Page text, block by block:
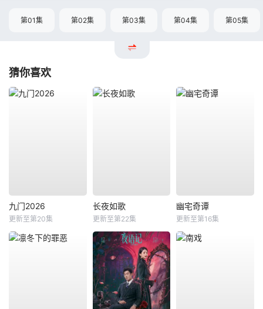
第01集 第02集 第03集 第04集 第05集
猜你喜欢
九门2026
更新至第20集
长夜如歌
更新至第22集
幽宅奇谭
更新至第16集